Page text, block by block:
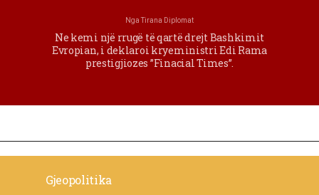
NgaTirana Diplomat
Ne kemi një rrugë të qartë drejt Bashkimit
Evropian, i deklaroi kryeministri Edi Rama
prestigjiozes ”Finacial Times”.
Gjeopolitika